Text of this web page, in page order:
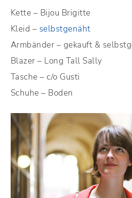
Kette – Bijou Brigitte
Kleid – selbstgenäht
Armbänder – gekauft &
Blazer – Long Tall Sally
Tasche – c/o Gusti
Schuhe – Boden